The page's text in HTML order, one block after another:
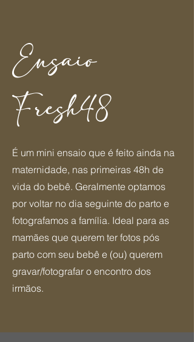
Ensaio
Fresh48
É um mini ensaio que é feito ainda na
maternidade, nas primeiras 48h de
vida do bebê. Geralmente optamos
por voltar no dia seguinte do parto e
fotografamos a família. Ideal para as
mamães que querem ter fotos pós
parto com seu bebê e (ou) querem
gravar/fotografar o encontro dos
irmãos.